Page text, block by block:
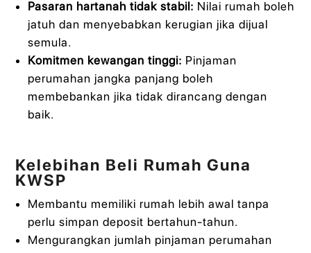
Pasaran hartanah tidak stabil: Nilai rumah boleh
jatuh dan menyebabkan kerugian jika dijual
semula.
Komitmen kewangan tinggi: Pinjaman
perumahan jangka panjang boleh
membebankan jika tidak dirancang dengan
baik.
Kelebihan Beli Rumah Guna
KWSP
Membantu memiliki rumah lebih awal tanpa
perlu simpan deposit bertahun-tahun.
Mengurangkan jumlah pinjaman perumahan